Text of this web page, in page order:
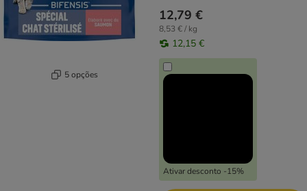
5 opções
12,79 €
8,53 € / kg
12,15 €
Ativar desconto -15%